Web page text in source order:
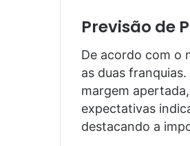
Previsão de
De acordo com o
as duas
margem
expectativas
destacando a